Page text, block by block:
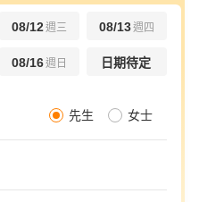
08/12週三 08/13週四
08/16週日 日期待定
先生 女士